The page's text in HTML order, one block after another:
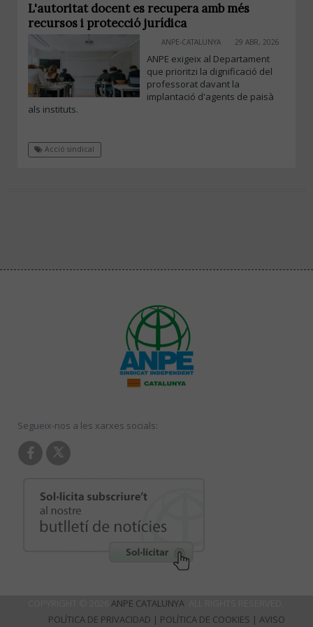
L'autoritat docent es recupera amb més
recursos i protecció jurídica
ANPE-CATALUNYA 29 ABR, 2026
ANPE exigeix al Departament
que prioritzi la dignificació del
professorat davant la
implantació d'agents de paisà
als instituts.
Acció sindical
Segueix-nos a les xarxes socials:
ANPE CATALUNYA
POLÍTICA DE PRIVACIDAD | POLÍTICA DE COOKIES | AVISO